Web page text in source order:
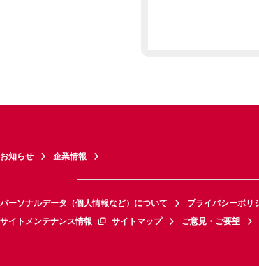
お知らせ 企業情報
パーソナルデータ（個人情報など）について プライバシーポリ
サイトメンテナンス情報
サイトマップ ご意見・ご要望